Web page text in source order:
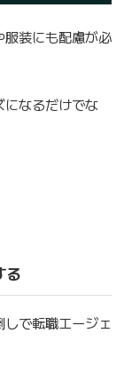
装にも配慮が必
なるだけでな
る
で転職エージェ